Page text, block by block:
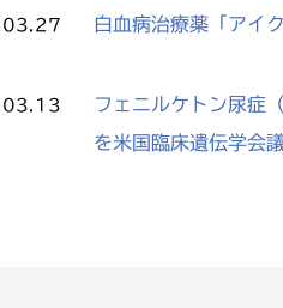
白血病治療薬「アイ
フェニルケトン尿症
を米国臨床遺伝学会